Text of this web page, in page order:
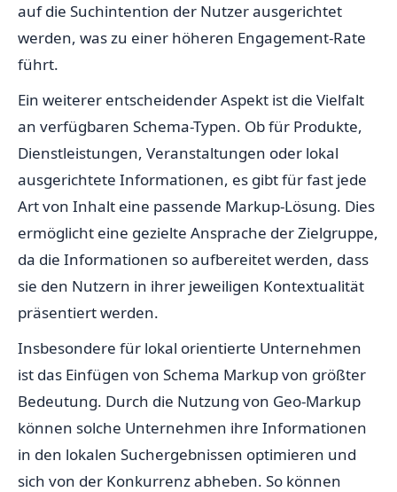
auf die Suchintention der Nutzer ausgerichtet
werden, was zu einer höheren Engagement-Rate
führt.
Ein weiterer entscheidender Aspekt ist die Vielfalt
an verfügbaren Schema-Typen. Ob für Produkte,
Dienstleistungen, Veranstaltungen oder lokal
ausgerichtete Informationen, es gibt für fast jede
Art von Inhalt eine passende Markup-Lösung. Dies
ermöglicht eine gezielte Ansprache der Zielgruppe,
da die Informationen so aufbereitet werden, dass
sie den Nutzern in ihrer jeweiligen Kontextualität
präsentiert werden.
Insbesondere für lokal orientierte Unternehmen
ist das Einfügen von Schema Markup von größter
Bedeutung. Durch die Nutzung von Geo-Markup
können solche Unternehmen ihre Informationen
in den lokalen Suchergebnissen optimieren und
sich von der Konkurrenz abheben. So können